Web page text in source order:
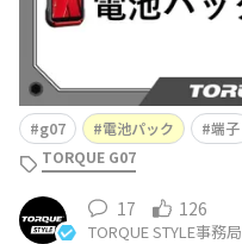
g07 電池パック 端子
TORQUE G07
17 126
TORQUE STYLE事務局